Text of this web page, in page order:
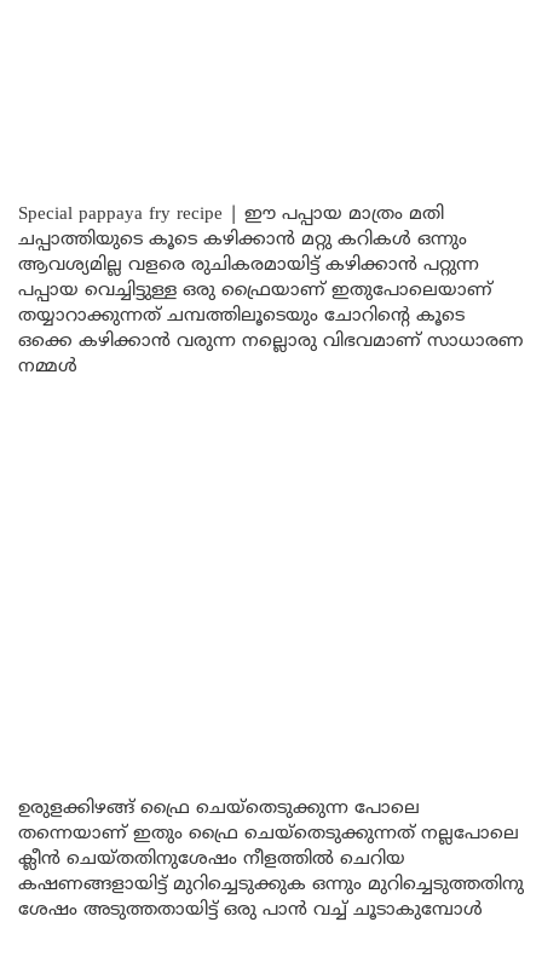
Special pappaya fry recipe | ഈ പപ്പായ മാത്രം മതി
ചപ്പാത്തിയുടെ കൂടെ കഴിക്കാൻ മറ്റു കറികൾ ഒന്നും
ആവശ്യമില്ല വളരെ രുചികരമായിട്ട് കഴിക്കാൻ പറ്റുന്ന
പപ്പായ വെച്ചിട്ടുള്ള ഒരു ഫ്രൈയാണ് ഇതുപോലെയാണ്
തയ്യാറാക്കുന്നത് ചമ്പത്തിലൂടെയും ചോറിന്റെ കൂടെ
ഒക്കെ കഴിക്കാൻ വരുന്ന നല്ലൊരു വിഭവമാണ് സാധാരണ
നമ്മൾ
ഉരുളക്കിഴങ്ങ് ഫ്രൈ ചെയ്തെടുക്കുന്ന പോലെ
തന്നെയാണ് ഇതും ഫ്രൈ ചെയ്തെടുക്കുന്നത് നല്ലപോലെ
ക്ലീൻ ചെയ്തതിനുശേഷം നീളത്തിൽ ചെറിയ
കഷണങ്ങളായിട്ട് മുറിച്ചെടുക്കുക ഒന്നും മുറിച്ചെടുത്തതിനു
ശേഷം അടുത്തതായിട്ട് ഒരു പാൻ വച്ച് ചൂടാകുമ്പോൾ